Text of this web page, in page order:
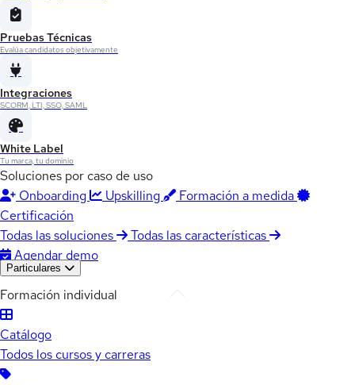
Pruebas Técnicas
Evalúa candidatos objetivamente
Integraciones
SCORM, LTI, SSO, SAML
White Label
Tu marca, tu dominio
Soluciones por caso de uso
Onboarding
Upskilling
Formación a medida
Certificación
Todas las soluciones
Todas las características
Agendar demo
Particulares
Formación individual
Catálogo
Todos los cursos y carreras